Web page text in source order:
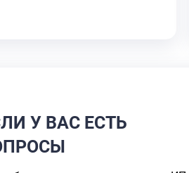
У ВАС ЕСТЬ